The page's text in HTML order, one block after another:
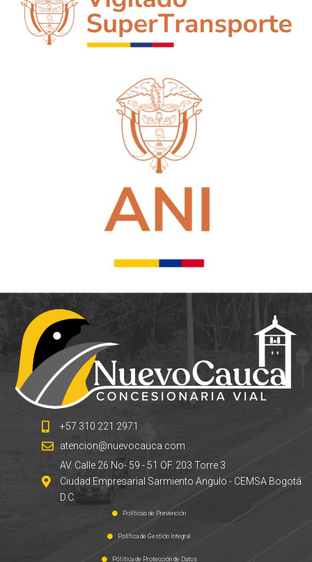
+57 310 221 2971
atencion@nuevocauca.com
AV. Calle 26 No- 59 - 51 OF. 203 Torre 3
Ciudad Empresarial Sarmiento Angulo - CEMSA Bogotá
D.C.
Políticas de Prevención
Política de Gestión Integral
Pólitica de Protección de Datos